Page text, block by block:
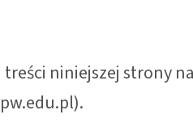
niniejszej strony